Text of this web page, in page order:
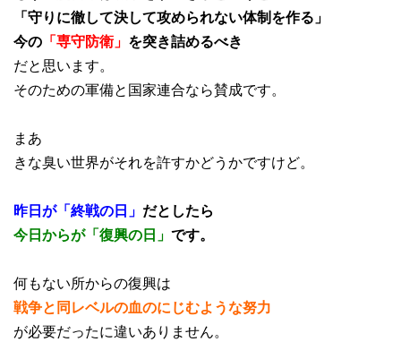
「守りに徹して決して攻められない体制を作る」
今の 「専守防衛」 を突き詰めるべき
だと思います。
そのための軍備と国家連合なら賛成です。
まあ
きな臭い世界がそれを許すかどうかですけど。
昨日が「終戦の日」 だとしたら
今日からが「復興の日」 です。
何もない所からの復興は
戦争と同レベルの血のにじむような努力
が必要だったに違いありません。